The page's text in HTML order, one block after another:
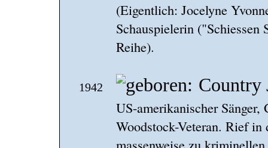
(Eigentlich: Jocelyne
Schauspielerin
Reihe).
1942 Country
US-amerikanischer
Woodstock-Veteran. Rief
massenweise zu